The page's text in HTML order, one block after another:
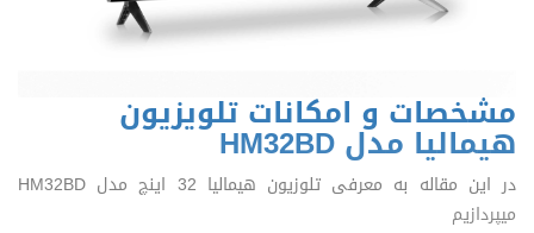
مشخصات و امکانات تلویزیون
هیمالیا مدل HM32BD
در این مقاله به معرفی تلوزیون هیمالیا 32 اینچ مدل HM32BD
میپردازیم